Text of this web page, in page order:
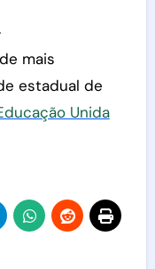
mais
estadual de
Unida